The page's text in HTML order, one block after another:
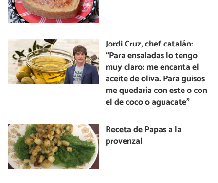
Jordi Cruz, chef catalán:
“Para ensaladas lo tengo
muy claro: me encanta el
aceite de oliva. Para guisos
me quedaría con este o con
el de coco o aguacate”
Receta de Papas a la
provenzal